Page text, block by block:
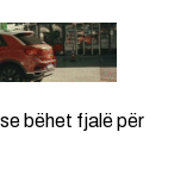
bëhet fjalë për